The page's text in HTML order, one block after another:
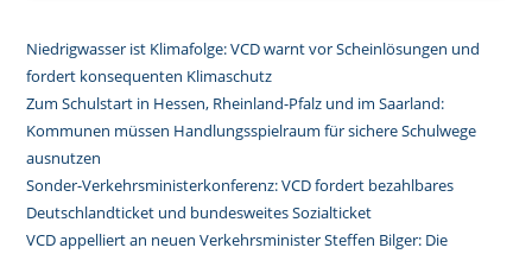
Niedrigwasser ist Klimafolge: VCD warnt vor Scheinlösungen und
fordert konsequenten Klimaschutz
Zum Schulstart in Hessen, Rheinland-Pfalz und im Saarland:
Kommunen müssen Handlungsspielraum für sichere Schulwege
ausnutzen
Sonder-Verkehrsministerkonferenz: VCD fordert bezahlbares
Deutschlandticket und bundesweites Sozialticket
VCD appelliert an neuen Verkehrsminister Steffen Bilger: Die